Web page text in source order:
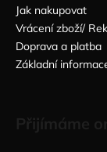
Jak nakupovat
Vrácení zboží/
Doprava a platba
Základní